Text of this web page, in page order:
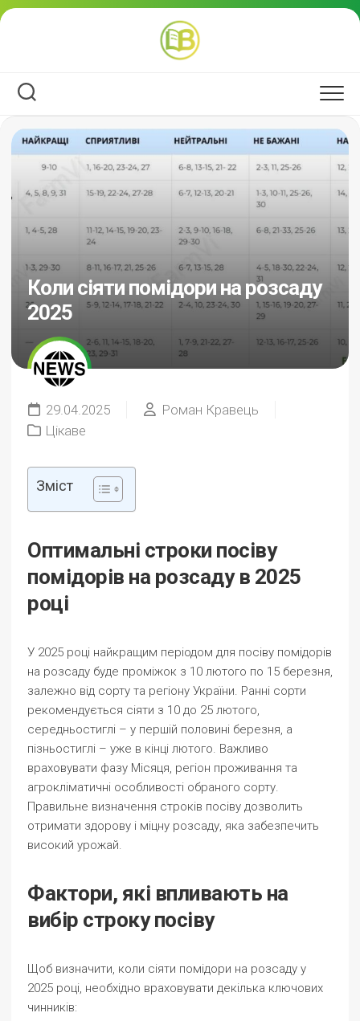
Перейти
Коли сіяти помідори на розсаду
2025
29.04.2025
Роман Кравець
Цікаве
Зміст
Оптимальні строки посіву
помідорів на розсаду в 2025
році
У 2025 році найкращим періодом для посіву помідорів
на розсаду буде проміжок з 10 лютого по 15 березня,
залежно від сорту та регіону України. Ранні сорти
рекомендується сіяти з 10 до 25 лютого,
середньостиглі – у першій половині березня, а
пізньостиглі – уже в кінці лютого. Важливо
враховувати фазу Місяця, регіон проживання та
агрокліматичні особливості обраного сорту.
Правильне визначення строків посіву дозволить
отримати здорову і міцну розсаду, яка забезпечить
високий урожай.
Фактори, які впливають на
вибір строку посіву
Щоб визначити, коли сіяти помідори на розсаду у
2025 році, необхідно враховувати декілька ключових
чинників: